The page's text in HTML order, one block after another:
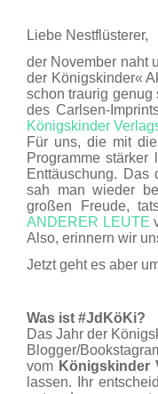
Liebe Nestflüsterer,
der November naht
der Königskinder«
schon traurig genug
des Carlsen-
Königskinder
Für uns, die mit
Programme
Enttäuschung.
sah man wieder
großen Freude,
ANDERER LEUTE
Also, erinnern wir
Jetzt geht es aber
Was ist #JdKöKi?
Das Jahr der
Blogger/
vom Königskinder
lassen. Ihr